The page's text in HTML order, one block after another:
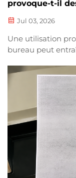
provoque-t-il
Jul 03, 2026
Une utilisation
bureau peut
grises ou des
plus courants
d'imagerie
205i, 227i et 22...